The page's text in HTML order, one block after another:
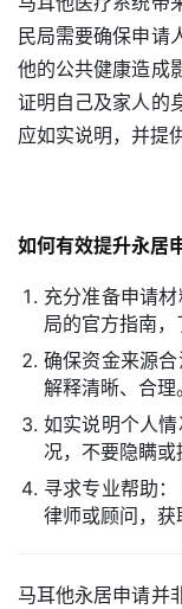
民局需要确保申请
他的公共健康造成
证明自己及家人的
应如实说明，并提
如何有效提升永居
充分准备申请
局的官方指南，
确保资金来源
解释清晰、合理。
如实说明个人
况，不要隐瞒或
寻求专业帮助
律师或顾问，获
马耳他永居申请并